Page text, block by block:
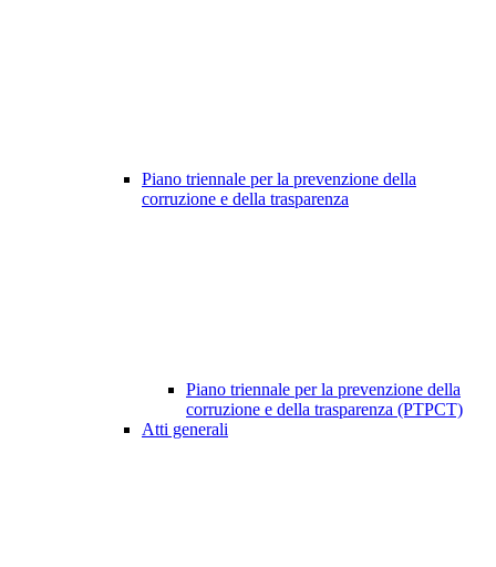
Piano triennale per la prevenzione della
corruzione e della trasparenza
Piano triennale per la prevenzione della
corruzione e della trasparenza (PTPCT)
Atti generali